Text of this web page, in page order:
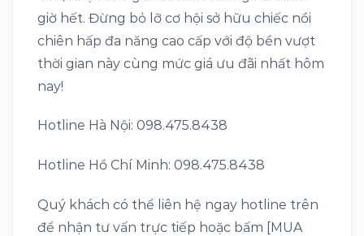
giờ hết. Đừng bỏ lỡ cơ hội sở hữu chiếc nồi
chiên hấp đa năng cao cấp với độ bền vượt
thời gian này cùng mức giá ưu đãi nhất hôm
nay!
Hotline Hà Nội: 098.475.8438
Hotline Hồ Chí Minh: 098.475.8438
Quý khách có thể liên hệ ngay hotline trên
để nhận tư vấn trực tiếp hoặc bấm [MUA